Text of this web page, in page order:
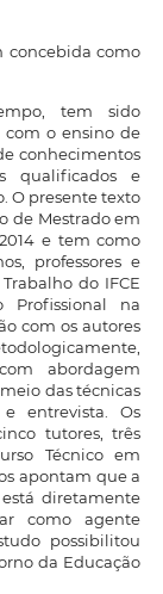
concebida como
tem sido
o ensino de
conhecimentos
qualificados e
O presente texto
de Mestrado em
e tem como
professores e
do IFCE
Profissional na
com os autores
abordagem
das técnicas
entrevista. Os
tutores, três
Técnico em
apontam que a
diretamente
como agente
possibilitou
da Educação